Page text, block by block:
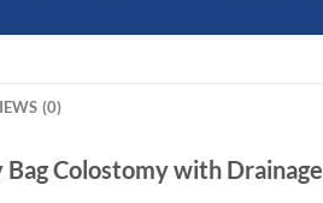
(0)
Bag Colostomy with